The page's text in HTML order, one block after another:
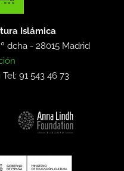
Islámica
dcha -28015 Madrid
Tel: 91 543 46 73